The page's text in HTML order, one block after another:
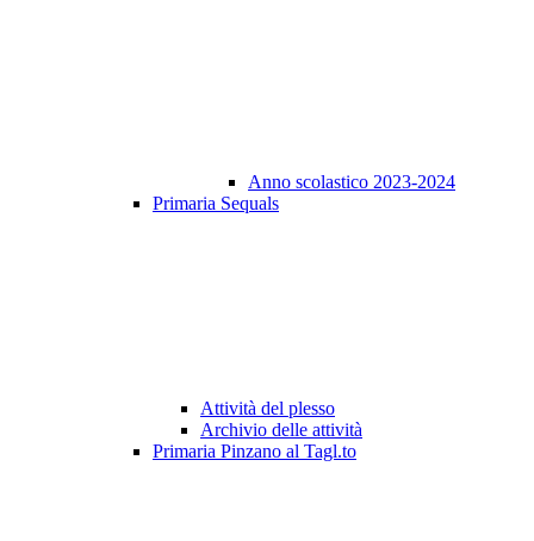
Anno scolastico 2023-2024
Primaria Sequals
Attività del plesso
Archivio delle attività
Primaria Pinzano al Tagl.to